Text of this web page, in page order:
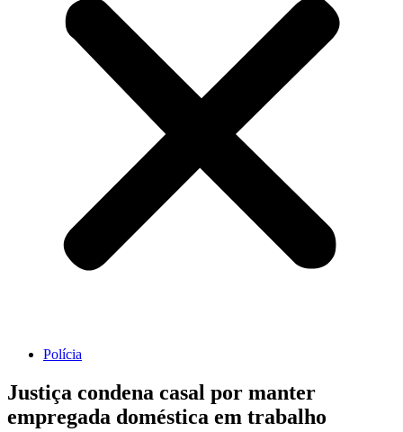
Polícia
Justiça condena casal por manter
empregada doméstica em trabalho